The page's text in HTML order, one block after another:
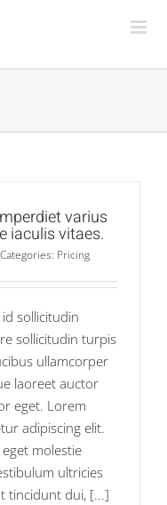
varius
iaculis vitaes.
Categories: Pricing
sollicitudin
sollicitudin turpis
ullamcorper
laoreet auctor
eget. Lorem
adipiscing elit.
molestie
ultricies
tincidunt dui, [...]